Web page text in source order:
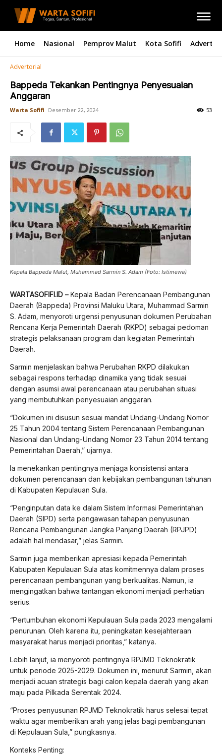
Home Nasional Pemprov Malut Kota Sofifi
Advertorial
Bappeda Tekankan Pentingnya Penyesuaian
Anggaran
Warta Sofifi Desember 22, 2024 53
Kepala Bappeda Malut, Muhammad Sarmin S. Adam (Foto: Istimewa)
WARTASOFIFI.ID –Kepala Badan Perencanaan Pembangunan
Daerah (Bappeda) Provinsi Maluku Utara, Muhammad Sarmin
S. Adam, menyoroti urgensi penyusunan dokumen Perubahan
Rencana Kerja Pemerintah Daerah (RKPD) sebagai pedoman
strategis pelaksanaan program dan kegiatan Pemerintah
Daerah.
Sarmin menjelaskan bahwa Perubahan RKPD dilakukan
sebagai respons terhadap dinamika yang tidak sesuai
dengan asumsi awal perencanaan atau perubahan situasi
yang membutuhkan penyesuaian anggaran.
“Dokumen ini disusun sesuai mandat Undang-Undang Nomor
25 Tahun 2004 tentang Sistem Perencanaan Pembangunan
Nasional dan Undang-Undang Nomor 23 Tahun 2014 tentang
Pemerintahan Daerah,” ujarnya.
Ia menekankan pentingnya menjaga konsistensi antara
dokumen perencanaan dan kebijakan pembangunan tahunan
di Kabupaten Kepulauan Sula.
“Penginputan data ke dalam Sistem Informasi Pemerintahan
Daerah (SIPD) serta pengawasan tahapan penyusunan
Rencana Pembangunan Jangka Panjang Daerah (RPJPD)
adalah hal mendasar,” jelas Sarmin.
Sarmin juga memberikan apresiasi kepada Pemerintah
Kabupaten Kepulauan Sula atas komitmennya dalam proses
perencanaan pembangunan yang berkualitas. Namun, ia
mengingatkan bahwa tantangan ekonomi menjadi perhatian
serius.
“Pertumbuhan ekonomi Kepulauan Sula pada 2023 mengalami
penurunan. Oleh karena itu, peningkatan kesejahteraan
masyarakat harus menjadi prioritas,” katanya.
Lebih lanjut, ia menyoroti pentingnya RPJMD Teknokratik
untuk periode 2025-2029. Dokumen ini, menurut Sarmin, akan
menjadi acuan strategis bagi calon kepala daerah yang akan
maju pada Pilkada Serentak 2024.
“Proses penyusunan RPJMD Teknokratik harus selesai tepat
waktu agar memberikan arah yang jelas bagi pembangunan
di Kepulauan Sula,” pungkasnya.
Konteks Penting: